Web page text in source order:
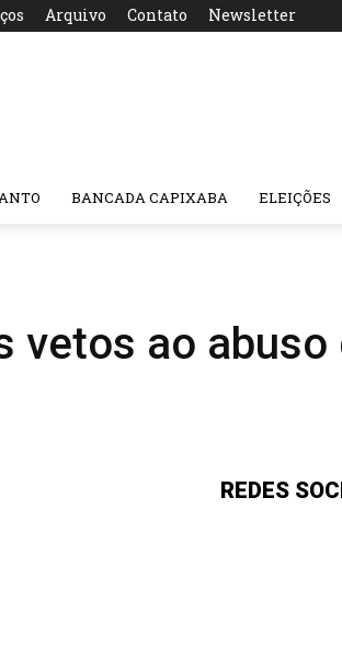
Arquivo Contato Newsletter
BANCADA CAPIXABA ELEIÇÕES
vetos ao abuso
REDES